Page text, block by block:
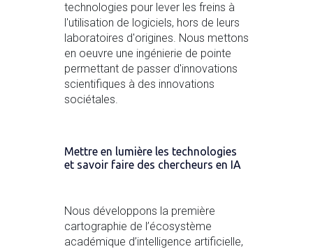
technologies pour lever les freins à
l'utilisation de logiciels, hors de leurs
laboratoires d'origines. Nous mettons
en oeuvre une ingénierie de pointe
permettant de passer d'innovations
scientifiques à des innovations
sociétales.
Mettre en lumière les technologies
et savoir faire des chercheurs en IA
Nous développons la première
cartographie de l’écosystème
académique d’intelligence artificielle,